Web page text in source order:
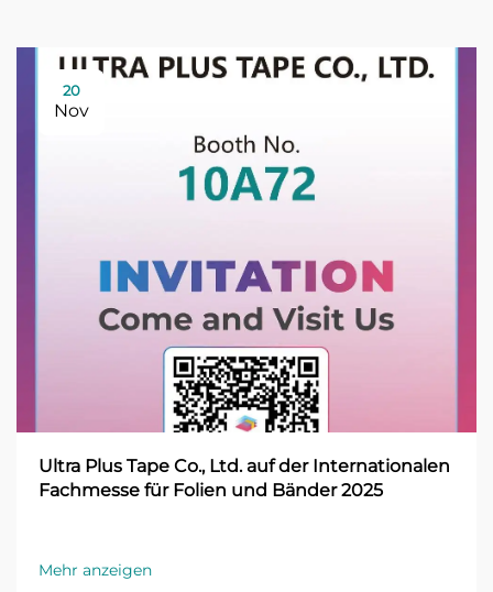
20
Nov
Ultra Plus Tape Co., Ltd. auf der Internationalen
Fachmesse für Folien und Bänder 2025
Mehr anzeigen